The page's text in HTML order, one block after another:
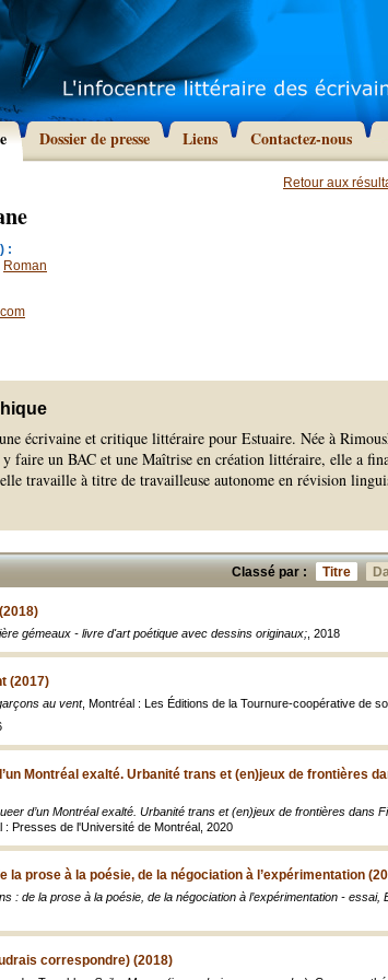
Dossier de presse Liens Contactez-nous
Retour aux
:
Roman
écrivaine et critique littéraire pour Estuaire. Née à
faire un BAC et une Maîtrise en création littéraire, elle a
travaille à titre de travailleuse autonome en révision
Classé par : Titre
gémeaux - livre d'art poétique avec dessins originaux; , 2018
(2017)
au vent, Montréal : Les Éditions de la Tournure-coopérative de
Montréal exalté. Urbanité trans et (en)jeux de frontières
d’un Montréal exalté. Urbanité trans et (en)jeux de frontières dans
: Presses de l'Université de Montréal, 2020
la prose à la poésie, de la négociation à l’expérimentation
: de la prose à la poésie, de la négociation à l’expérimentation -
correspondre) (2018)